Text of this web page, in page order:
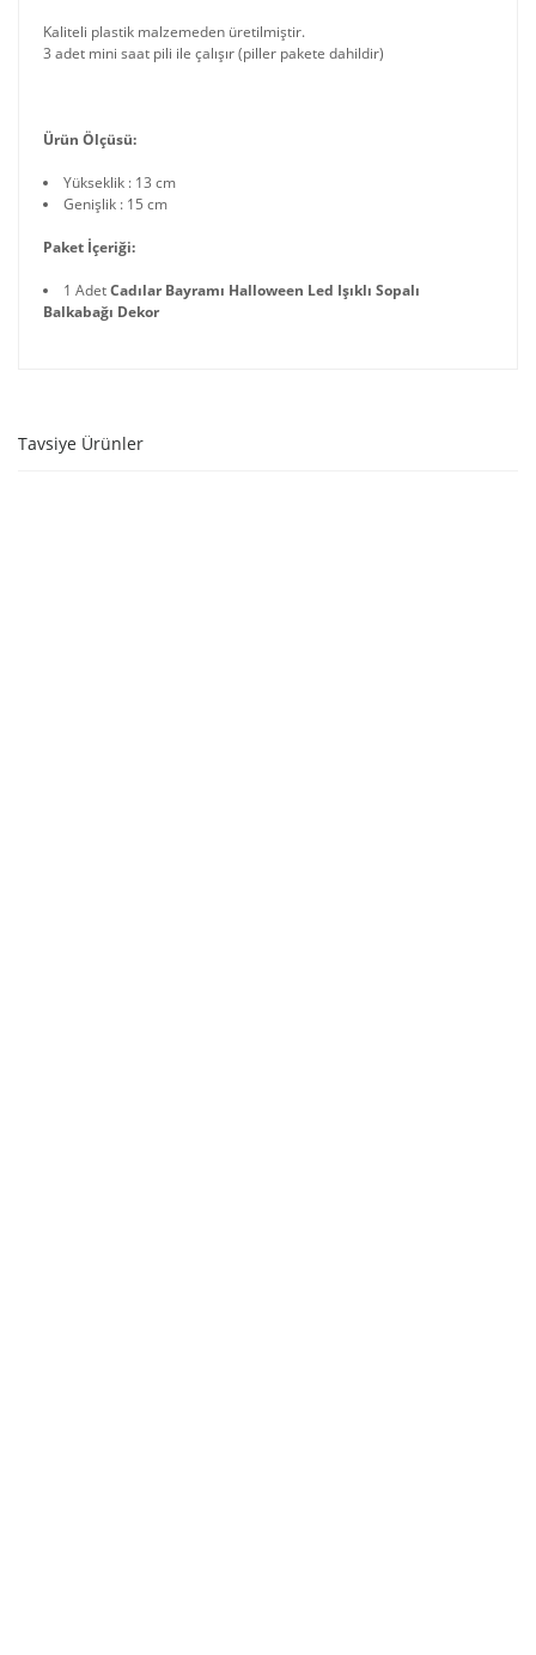
Kaliteli plastik malzemeden üretilmiştir.
3 adet mini saat pili ile çalışır (piller pakete dahildir)
Ürün Ölçüsü:
Yükseklik : 13 cm
Genişlik : 15 cm
Paket İçeriği:
1 AdetCadılar Bayramı Halloween Led Işıklı Sopalı
Balkabağı Dekor
Tavsiye Ürünler